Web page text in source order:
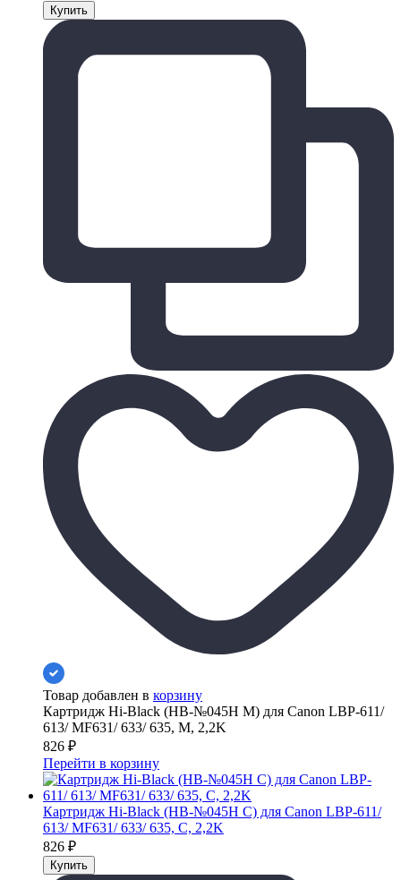
Товар добавлен в корзину
Картридж Hi-Black (HB-№045H M) для Canon LBP-611/
613/ MF631/ 633/ 635, M, 2,2K
826 ₽
Перейти в корзину
Картридж Hi-Black (HB-№045H C) для Canon LBP-611/
613/ MF631/ 633/ 635, C, 2,2K
826 ₽